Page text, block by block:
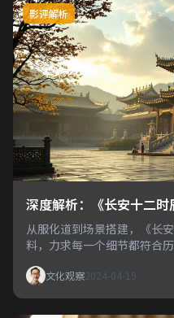
影评解析
深度解析：《长安十二
从服化道到场景搭建，《长
料，力求每一个细节都符合历
文化观察2024-04-19